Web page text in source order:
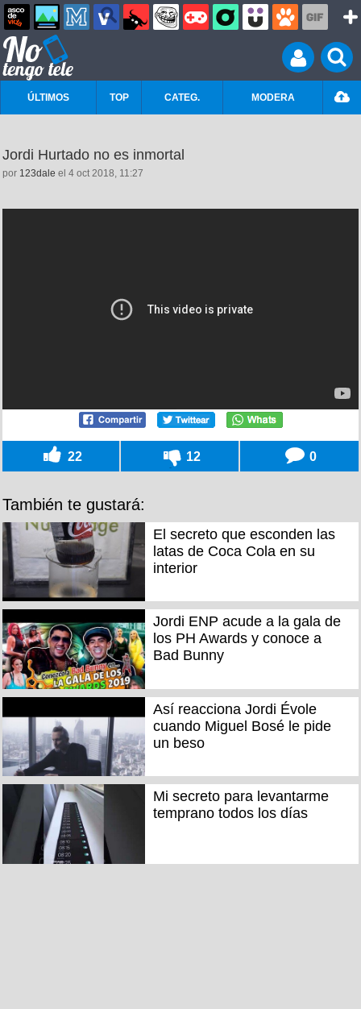
ÚLTIMOS TOP CATEG. MODERA
Jordi Hurtado no es inmortal
por 123dale el 4 oct 2018, 11:27
22 12 0
También te gustará:
El secreto que esconden las
latas de Coca Cola en su
interior
Jordi ENP acude a la gala de
los PH Awards y conoce a
Bad Bunny
Así reacciona Jordi Évole
cuando Miguel Bosé le pide
un beso
Mi secreto para levantarme
temprano todos los días